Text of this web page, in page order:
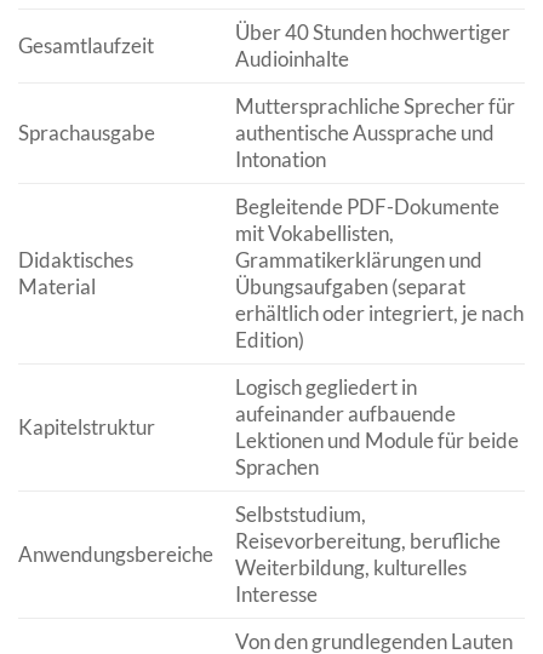
Gesamtlaufzeit
Über 40 Stunden hochwertiger
Audioinhalte
Sprachausgabe
Muttersprachliche Sprecher für
authentische Aussprache und
Intonation
Didaktisches
Material
Begleitende PDF-Dokumente
mit Vokabellisten,
Grammatikerklärungen und
Übungsaufgaben (separat
erhältlich oder integriert, je nach
Edition)
Kapitelstruktur
Logisch gegliedert in
aufeinander aufbauende
Lektionen und Module für beide
Sprachen
Anwendungsbereiche
Selbststudium,
Reisevorbereitung, berufliche
Weiterbildung, kulturelles
Interesse
Von den grundlegenden Lauten